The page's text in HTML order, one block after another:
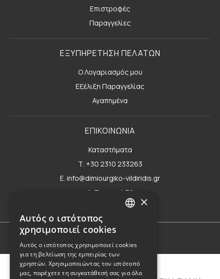
Επιστροφές
Παραγγελίες
ΕΞΥΠΗΡΕΤΗΣΗ ΠΕΛΑΤΩΝ
Ο Λογαριασμός μου
Εξέλιξη Παραγγελίας
Αγαπημένα
ΕΠΙΚΟΙΝΩΝΙΑ
Καταστήματα
Τ. +30 2310 233263
E. info@dimiourgiko-vildiridis.gr
Δ. Τσιμισκή 70
Φόρμα επικοινωνίας×
Αυτός ο ιστότοπος
χρησιμοποιεί cookies
Αυτός ο ιστότοπος χρησιμοποιεί cookies
για τη βελτίωση της εμπειρίας των
χρηστών. Χρησιμοποιώντας τον ιστότοπό
μας, παρέχετε τη συγκατάθεσή σας για όλα